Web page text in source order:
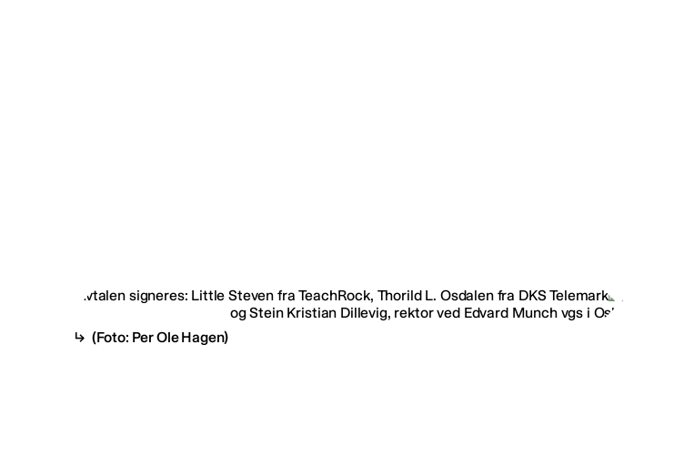
(Foto: Per Ole Hagen)